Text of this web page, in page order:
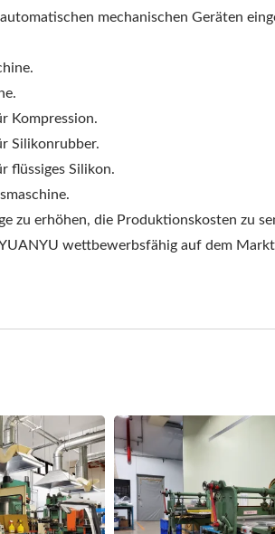
mechanischen Geräten
Kompression.
Silikonrubber.
flüssiges Silikon.
zu erhöhen, die Produktionskosten zu
wettbewerbsfähig auf dem